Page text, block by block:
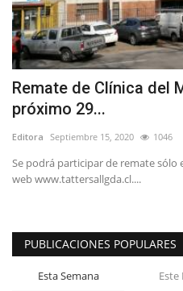
Deporte
Política
Espectáculos
Remate de Clínica del
próximo 29...
Editora Septiembre 15, 2020 1046
Se podrá participar de remate
web www.tattersallgda.cl....
PUBLICACIONES POPULARES
Esta Semana Este